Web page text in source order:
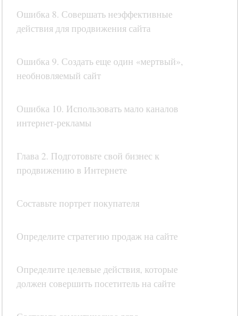
Ошибка 8. Совершать неэффективные
действия для продвижения сайта
Ошибка 9. Создать еще один «мертвый»,
необновляемый сайт
Ошибка 10. Использовать мало каналов
интернет-рекламы
Глава 2. Подготовьте свой бизнес к
продвижению в Интернете
Составьте портрет покупателя
Определите стратегию продаж на сайте
Определите целевые действия, которые
должен совершить посетитель на сайте